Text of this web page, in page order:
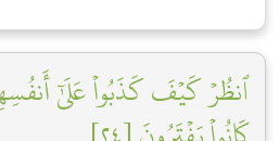
ٱنظُرۡ كَيۡفَ كَذَبُواْ عَلَىٰٓ